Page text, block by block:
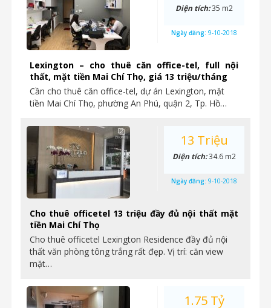
Lexington – cho thuê căn office-tel, full nội
thất, mặt tiền Mai Chí Thọ, giá 13 triệu/tháng
Cần cho thuê căn office-tel, dự án Lexington, mặt
tiền Mai Chí Thọ, phường An Phú, quận 2, Tp. Hồ…
Diện tích:35 m2
Ngày đăng: 9-10-2018
Cho thuê officetel 13 triệu đầy đủ nội thất mặt
tiền Mai Chí Thọ
Cho thuê officetel Lexington Residence đầy đủ nội
thất văn phòng tông trắng rất đẹp. Vị trí: căn view
mặt…
13 Triệu
Diện tích:34.6 m2
Ngày đăng: 9-10-2018
1.75 Tỷ